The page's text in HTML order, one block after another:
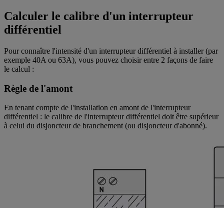
Calculer le calibre d'un interrupteur
différentiel
Pour connaître l'intensité d'un interrupteur différentiel à installer (par
exemple 40A ou 63A), vous pouvez choisir entre 2 façons de faire
le calcul :
Règle de l'amont
En tenant compte de l'installation en amont de l'interrupteur
différentiel : le calibre de l'interrupteur différentiel doit être supérieur
à celui du disjoncteur de branchement (ou disjoncteur d'abonné).